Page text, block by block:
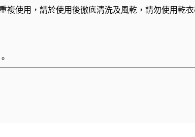
使用，請於使用後徹底清洗及風乾，請勿使用乾衣